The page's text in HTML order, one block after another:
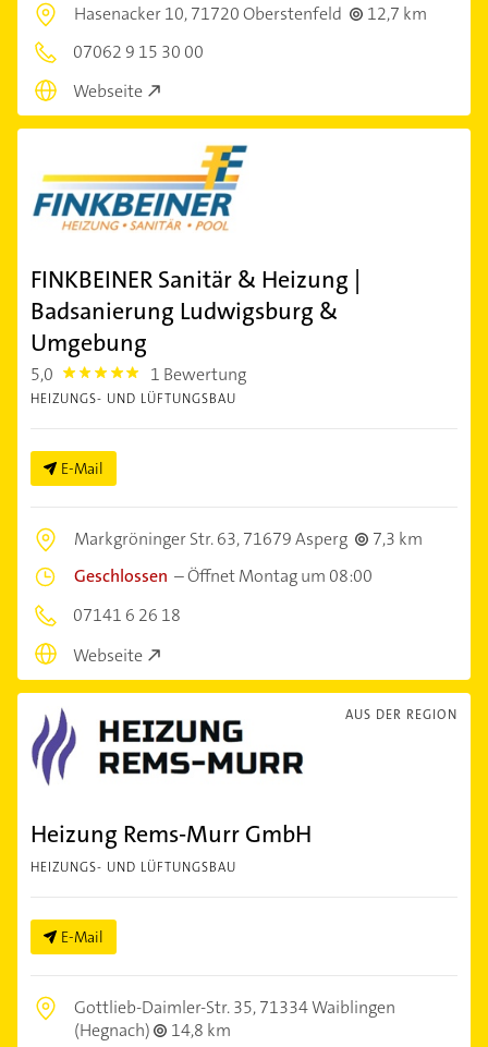
Hasenacker 10,71720 Oberstenfeld
12,7 km
07062 9 15 30 00
Webseite
FINKBEINER Sanitär & Heizung |
Badsanierung Ludwigsburg &
Umgebung
5,0 5.0 1 Bewertung
HEIZUNGS- UND LÜFTUNGSBAU
E-Mail
Markgröninger Str. 63,71679 Asperg
7,3 km
Geschlossen –Öffnet Montag um 08:00
07141 6 26 18
Webseite
AUS DER REGION
Heizung Rems-Murr GmbH
HEIZUNGS- UND LÜFTUNGSBAU
E-Mail
Gottlieb-Daimler-Str. 35,71334 Waiblingen
(Hegnach)
14,8 km